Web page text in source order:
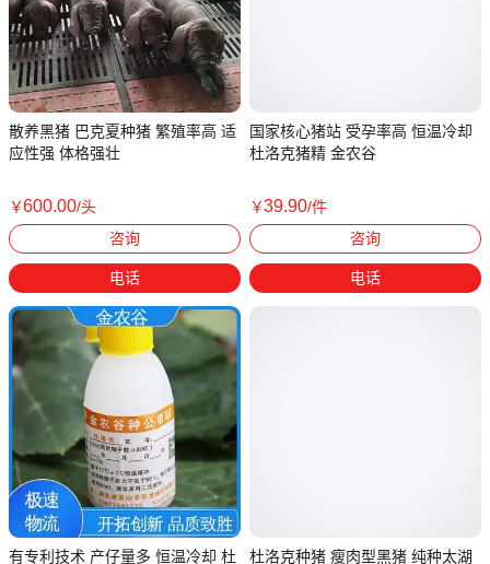
散养黑猪 巴克夏种猪 繁殖率高 适
应性强 体格强壮
￥600.00/头
咨询
电话
有专利技术 产仔量多 恒温冷却 杜
国家核心猪站 受孕率高 恒温冷却
杜洛克猪精 金农谷
￥39.90/件
咨询
电话
杜洛克种猪 瘦肉型黑猪 纯种太湖